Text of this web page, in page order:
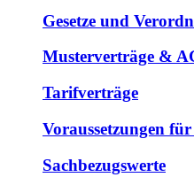
Gesetze und
Musterverträge &
Tarifverträge
Voraussetzungen
Sachbezugswerte